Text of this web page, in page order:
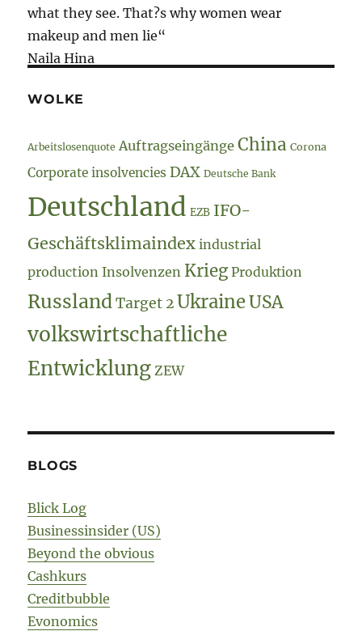
what they see. That?s why women wear
makeup and men lie“
Naila Hina
WOLKE
Arbeitslosenquote Auftragseingänge China Corona
Corporate insolvencies DAX Deutsche Bank
Deutschland EZB IFO-
Geschäftsklimaindex industrial
production Insolvenzen Krieg Produktion
Russland Target 2 Ukraine USA
volkswirtschaftliche
Entwicklung ZEW
BLOGS
Blick Log
Businessinsider (US)
Beyond the obvious
Cashkurs
Creditbubble
Evonomics